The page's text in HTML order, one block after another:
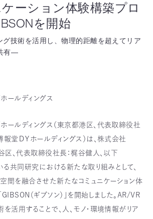
ーション体験構築プロ
を開始
技術を活用し、物理的距離を超えてリア
有―
ールディングス
ールディングス（東京都港区、代表取締役社
報堂ＤＹホールディングス）は、株式会社
区、代表取締役社長：梶谷健人、以下
る共同研究における新たな取り組みとして、
間を融合させた新たなコミュニケーション体
（ギブソン）」を開始しました。AR/VR
を活用することで、人、モノ・環境情報がリア